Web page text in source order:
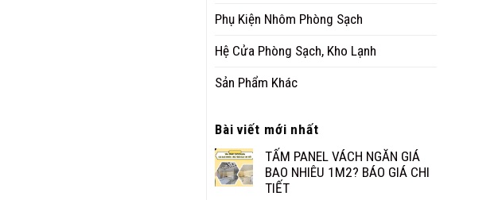
Phụ Kiện Nhôm Phòng Sạch
Hệ Cửa Phòng Sạch, Kho Lạnh
Sản Phẩm Khác
Bài viết mới nhất
TẤM PANEL VÁCH NGĂN GIÁ
BAO NHIÊU 1M2? BÁO GIÁ CHI
TIẾT